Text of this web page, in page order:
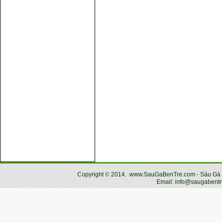
Copyright© 2014. www.SauGaBenTre.com - Sáu
Email: